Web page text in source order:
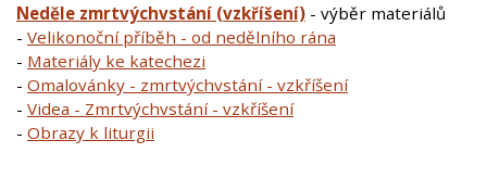
Neděle zmrtvýchvstání (vzkříšení) - výběr materiálů
- Velikonoční příběh - od nedělního rána
- ​ Materiály ke katechezi
- Omalovánky - zmrtvýchvstání - vzkříšení
- Videa - Zmrtvýchvstání - vzkříšení
- Obrazy k liturgii